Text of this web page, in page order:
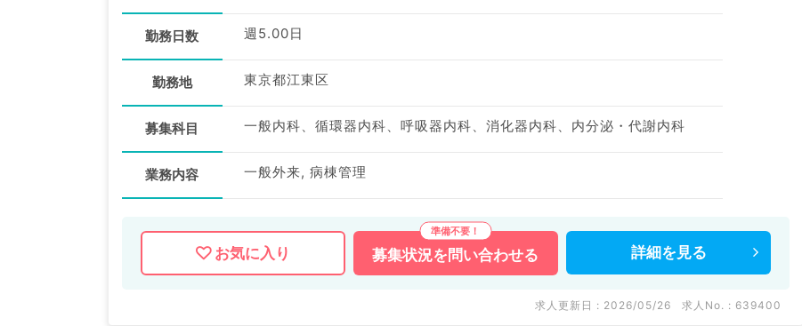
勤務日数 週5.00日
勤務地 東京都江東区
募集科目 一般内科、循環器内科、呼吸器内科、消化器内科、内分泌・代謝内科
業務内容 一般外来, 病棟管理
お気に入り 募集状況を 問い合わせる 詳細を 見る
求人更新日 : 2026/05/26 求人No. : 639400